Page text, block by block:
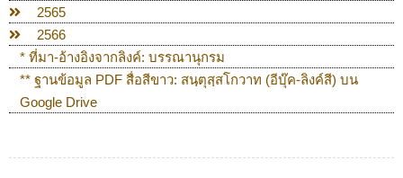
2565
2566
* ที่มา-อ้างอิงจากลิงค์: บรรณานุกรม
** ฐานข้อมูล PDF สื่อสีขาว: สนฺตุสฺสโกวาท (อีบุ๊ค-ลิงค์สี) บน
Google Drive